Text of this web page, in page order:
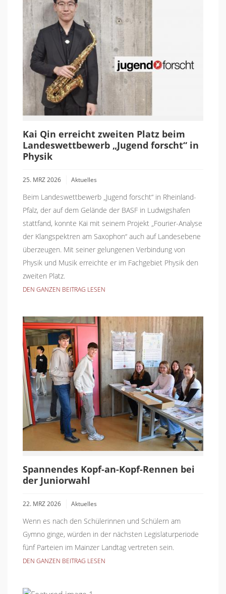
Kai Qin erreicht zweiten Platz beim
Landeswettbewerb „Jugend forscht“ in
Physik
25. MRZ 2026 Aktuelles
Beim Landeswettbewerb „Jugend forscht“ in Rheinland-
Pfalz, der auf dem Gelände der BASF in Ludwigshafen
stattfand, konnte Kai mit seinem Projekt „Fourier-Analyse
der Klangspektren am Saxophon“ auch auf Landesebene
überzeugen. Mit seiner gelungenen Verbindung von
Physik und Musik erreichte er im Fachgebiet Physik den
zweiten Platz.
DEN GANZEN BEITRAG LESEN
Spannendes Kopf-an-Kopf-Rennen bei
der Juniorwahl
22. MRZ 2026 Aktuelles
Wenn es nach den Schülerinnen und Schülern am
Gymno ginge, würden in der nächsten Legislaturperiode
fünf Parteien im Mainzer Landtag vertreten sein.
DEN GANZEN BEITRAG LESEN